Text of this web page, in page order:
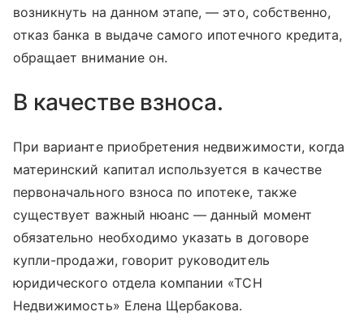
возникнуть на данном этапе, — это, собственно,
отказ банка в выдаче самого ипотечного кредита,
обращает внимание он.
В качестве взноса.
При варианте приобретения недвижимости, когда
материнский капитал используется в качестве
первоначального взноса по ипотеке, также
существует важный нюанс — данный момент
обязательно необходимо указать в договоре
купли-продажи, говорит руководитель
юридического отдела компании «ТСН
Недвижимость» Елена Щербакова.